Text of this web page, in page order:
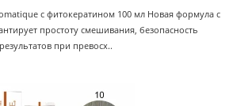
с фитокератином 100 мл Новая формула с
простоту смешивания, безопасность
результатов при превосх..